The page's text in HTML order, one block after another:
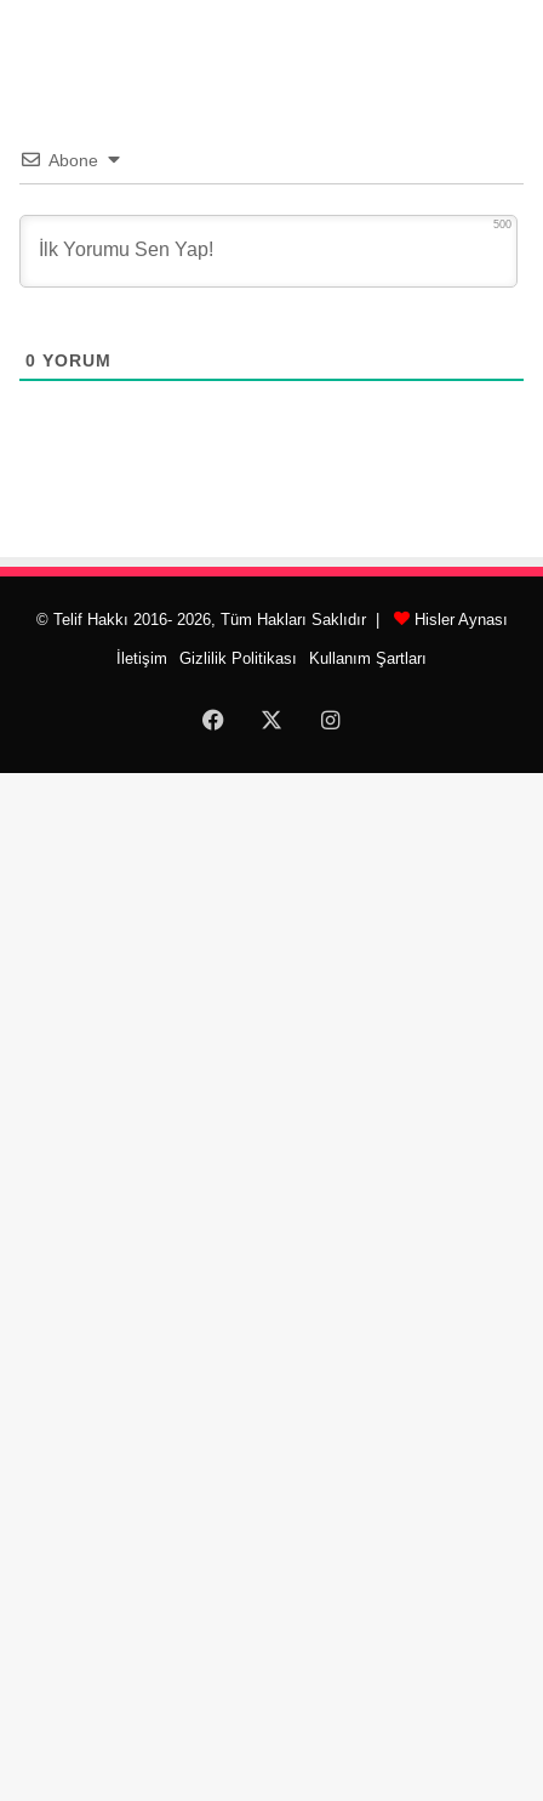
Abone
500
0 YORUM
© Telif Hakkı 2016- 2026, Tüm Hakları Saklıdır | Hisler Aynası
İletişim Gizlilik Politikası Kullanım Şartları
Facebook Instagram